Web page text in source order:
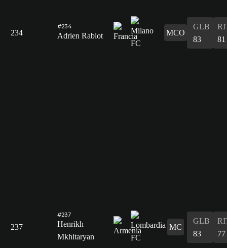
234
#234
Adrien Rabiot MCO
GLB
83
81
237
#237
Henrikh
Mkhitaryan
MC
GLB
83
77